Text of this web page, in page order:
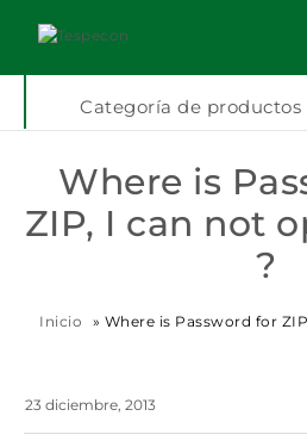
Categoría de productos
Where is
ZIP, I can not
?
Inicio » Where is Password for
23 diciembre, 2013